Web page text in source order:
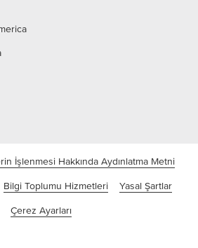
İşlenmesi Hakkında Aydınlatma Metni
Bilgi Toplumu Hizmetleri Yasal Şartlar
Çerez Ayarları